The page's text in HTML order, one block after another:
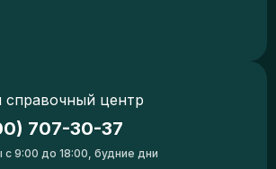
справочный центр
707-30-37
9:00 до 18:00, будние дни